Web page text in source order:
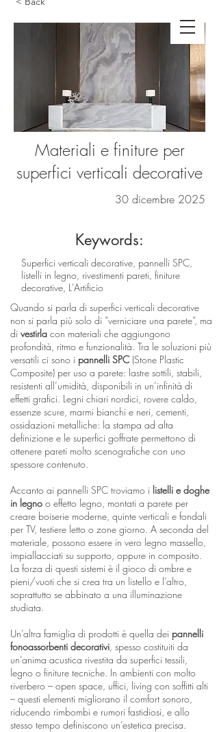
Materiali e finiture per
superfici verticali decorative
30 dicembre 2025
Keywords:
Superfici verticali decorative, pannelli SPC,
listelli in legno, rivestimenti pareti, finiture
decorative, L'Artificio
Quando si parla di superfici verticali decorative
non si parla più solo di “verniciare una parete”, ma
di vestirla con materiali che aggiungono
profondità, ritmo e funzionalità. Tra le soluzioni più
versatili ci sono i pannelli SPC (Stone Plastic
Composite) per uso a parete: lastre sottili, stabili,
resistenti all’umidità, disponibili in un’infinità di
effetti grafici. Legni chiari nordici, rovere caldo,
essenze scure, marmi bianchi e neri, cementi,
ossidazioni metalliche: la stampa ad alta
definizione e le superfici goffrate permettono di
ottenere pareti molto scenografiche con uno
spessore contenuto.
Accanto ai pannelli SPC troviamo i listelli e doghe
in legno o effetto legno, montati a parete per
creare boiserie moderne, quinte verticali e fondali
per TV, testiere letto o zone giorno. A seconda del
materiale, possono essere in vero legno massello,
impiallacciati su supporto, oppure in composito.
La forza di questi sistemi è il gioco di ombre e
pieni/vuoti che si crea tra un listello e l’altro,
soprattutto se abbinato a una illuminazione
studiata.
Un’altra famiglia di prodotti è quella dei pannelli
fonoassorbenti decorativi, spesso costituiti da
un’anima acustica rivestita da superfici tessili,
legno o finiture tecniche. In ambienti con molto
riverbero – open space, uffici, living con soffitti alti
– questi elementi migliorano il comfort sonoro,
riducendo rimbombi e rumori fastidiosi, e allo
stesso tempo definiscono un’estetica precisa.